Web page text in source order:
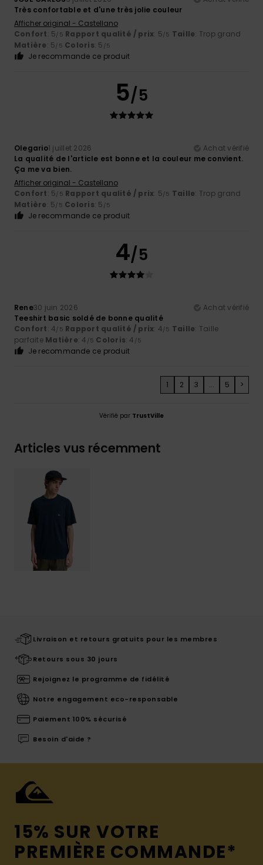
Très confortable et d'une très jolie couleur
Afficher original - Castellano
Confort: 5/5 Rapport qualité / prix: 5/5 Taille: Trop grand
Matière: 5/5 Coloris: 5 /5
Je recommande ce produit
5/5
Olegario1 juillet 2026
Achat vérifié
La qualité de l'article est bonne et la couleur me convient.
Ça me va bien.
Afficher original - Castellano
Confort: 5/5 Rapport qualité / prix: 5/5 Taille: Trop grand
Matière: 5/5 Coloris: 5 /5
Je recommande ce produit
4/5
Rene30 juin 2026
Achat vérifié
Teeshirt basic soldé de bonne qualité
Confort: 4/5 Rapport qualité / prix: 4/5 Taille: Taille
parfaite Matière: 4 /5 Coloris: 4 /5
Je recommande ce produit
1 2 3 ... 5 >
Vérifié par TrustVille
Articles vus récemment
Livraison et retours gratuits pour les membres
Retours sous 30 jours
Rejoignez le programme de fidélité
Notre engagement eco-responsable
Paiement 100% sécurisé
Besoin d'aide ?
15% SUR VOTRE
PREMIÈRE COMMANDE*